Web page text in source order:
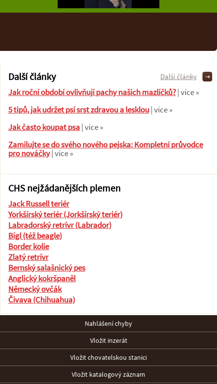
Další články
Jak roční období ovlivňují pachy našich mazlíčků?| více »
5 tipů, jak udržet psí srst zdravou a lesklou| více »
Jak často koupat psa| více »
Zamilujte se do svého nového pejska: Kompletní průvodce
pro nováčky| více »
Další články
CHS nejžádanějších plemen
Jack Russell teriér
Yorkšírský teriér (Jorkšírský teriér)
Labradorský retrívr (Labrador)
Bígl (též beagle)
Border kolie
Zlatý retrívr
Bernský salašnický pes
Anglický kokršpaněl
Německý ovčák
Čivava (Chihuahua)
Nahlášení chyby
Vložit inzerát
Vložit chovatelskou stanici
Vložit katalogový záznam